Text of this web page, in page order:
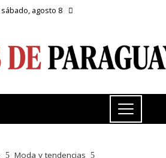
sábado, agosto 8
Moda y tendencias